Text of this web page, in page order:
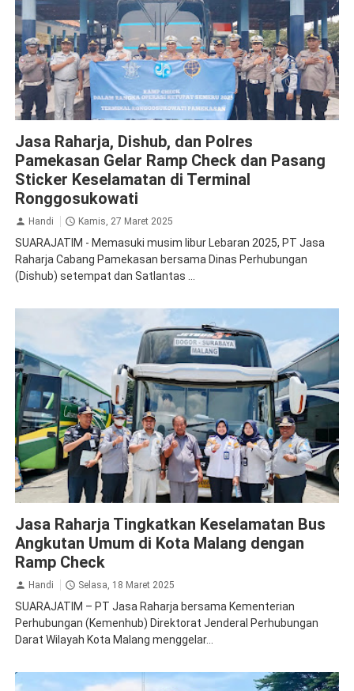
Jasa Raharja, Dishub, dan Polres
Pamekasan Gelar Ramp Check dan Pasang
Sticker Keselamatan di Terminal
Ronggosukowati
Handi Kamis, 27 Maret 2025
SUARAJATIM - Memasuki musim libur Lebaran 2025, PT Jasa
Raharja Cabang Pamekasan bersama Dinas Perhubungan
(Dishub) setempat dan Satlantas ...
Jasa Raharja Tingkatkan Keselamatan Bus
Angkutan Umum di Kota Malang dengan
Ramp Check
Handi Selasa, 18 Maret 2025
SUARAJATIM – PT Jasa Raharja bersama Kementerian
Perhubungan (Kemenhub) Direktorat Jenderal Perhubungan
Darat Wilayah Kota Malang menggelar...